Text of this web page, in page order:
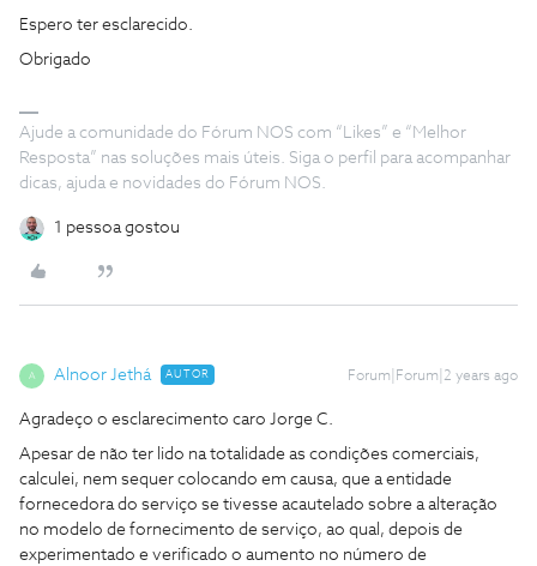
Espero ter esclarecido.
Obrigado
Ajude a comunidade do Fórum NOS com “Likes” e “Melhor
Resposta” nas soluções mais úteis. Siga o perfil para acompanhar
dicas, ajuda e novidades do Fórum NOS.
1 pessoa gostou
A Alnoor Jethá AUTOR Forum|Forum|2 years ago
Agradeço o esclarecimento caro Jorge C.
Apesar de não ter lido na totalidade as condições comerciais,
calculei, nem sequer colocando em causa, que a entidade
fornecedora do serviço se tivesse acautelado sobre a alteração
no modelo de fornecimento de serviço, ao qual, depois de
experimentado e verificado o aumento no número de